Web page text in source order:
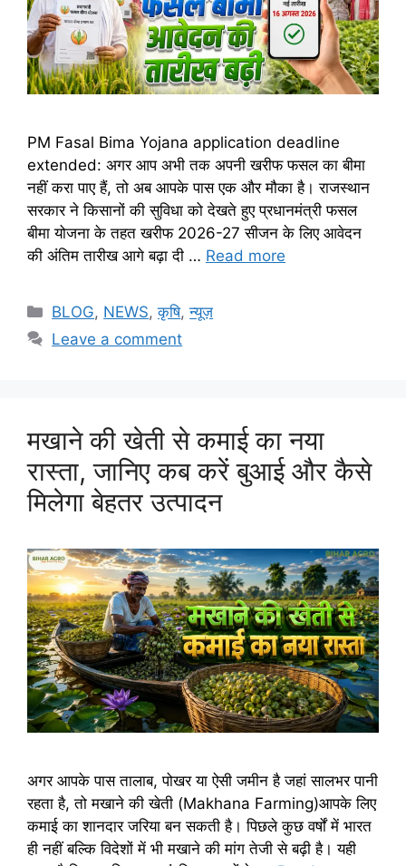
PM Fasal Bima Yojana application deadline
extended: अगर आप अभी तक अपनी खरीफ फसल का बीमा
नहीं करा पाए हैं, तो अब आपके पास एक और मौका है। राजस्थान
सरकार ने किसानों की सुविधा को देखते हुए प्रधानमंत्री फसल
बीमा योजना के तहत खरीफ 2026-27 सीजन के लिए आवेदन
की अंतिम तारीख आगे बढ़ा दी … Read more
BLOG, NEWS,कृषि,न्यूज़
Leave a comment
मखाने की खेती से कमाई का नया
रास्ता, जानिए कब करें बुआई और कैसे
मिलेगा बेहतर उत्पादन
अगर आपके पास तालाब, पोखर या ऐसी जमीन है जहां सालभर पानी
रहता है, तो मखाने की खेती (Makhana Farming)आपके लिए
कमाई का शानदार जरिया बन सकती है। पिछले कुछ वर्षों में भारत
ही नहीं बल्कि विदेशों में भी मखाने की मांग तेजी से बढ़ी है। यही